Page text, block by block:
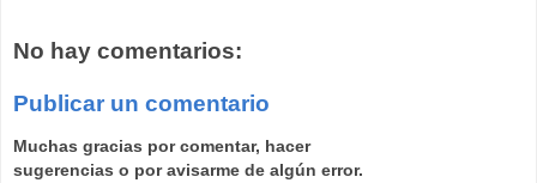
No hay comentarios:
Publicar un comentario
Muchas gracias por comentar, hacer
sugerencias o por avisarme de algún error.